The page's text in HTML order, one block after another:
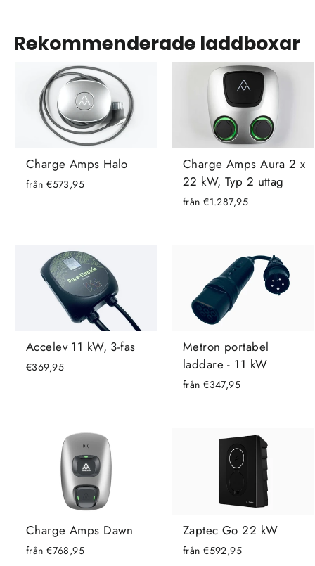
Rekommenderade laddboxar
Charge Amps Halo
från €573,95
Charge Amps Aura 2 x
22 kW, Typ 2 uttag
från €1.287,95
Accelev 11 kW, 3-fas
€369,95
Metron portabel
laddare - 11 kW
från €347,95
Charge Amps Dawn
från €768,95
Zaptec Go 22 kW
från €592,95